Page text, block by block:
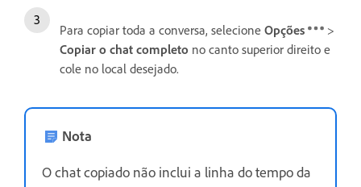
Para copiar toda a conversa, selecione Opções
>
Copiar o chat completo no canto superior direito e
cole no local desejado.
Nota
O chat copiado não inclui a linha do tempo da